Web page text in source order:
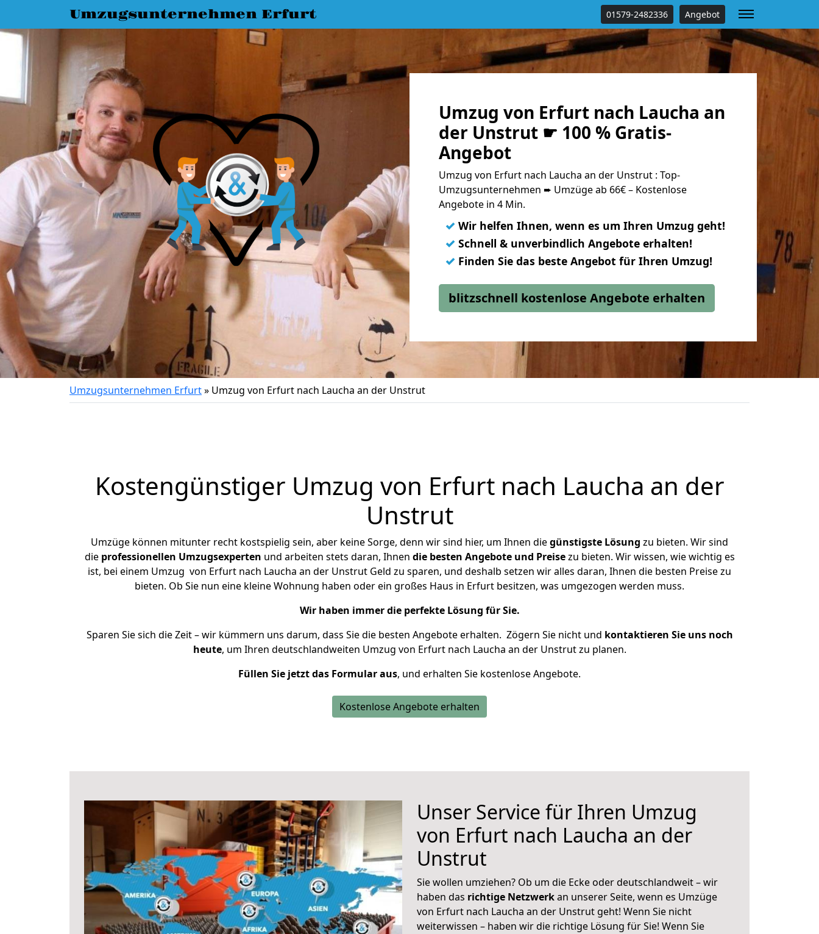
Umzugsunternehmen Erfurt 01579-2482336 Angebot
Umzug von Erfurt nach Laucha an
der Unstrut ☛ 100 % Gratis-
Angebot
Umzug von Erfurt nach Laucha an der Unstrut : Top-
Umzugsunternehmen ➨ Umzüge ab 66€ – Kostenlose
Angebote in 4 Min.
✓ Wir helfen Ihnen, wenn es um Ihren Umzug geht!
✓ Schnell & unverbindlich Angebote erhalten!
✓ Finden Sie das beste Angebot für Ihren Umzug!
blitzschnell kostenlose Angebote erhalten
Umzugsunternehmen Erfurt» Umzug von Erfurt nach Laucha an der Unstrut
Kostengünstiger Umzug von Erfurt nach Laucha an der
Unstrut
Umzüge können mitunter recht kostspielig sein, aber keine Sorge, denn wir sind hier, um Ihnen diegünstigste Lösung zu bieten. Wir sind
die professionellen Umzugsexperten und arbeiten stets daran, Ihnen die besten Angebote und Preisezu bieten. Wir wissen, wie wichtig es
ist, bei einem Umzug von Erfurt nach Laucha an der Unstrut Geld zu sparen, und deshalb setzen wir alles daran, Ihnen die besten Preise zu
bieten. Ob Sie nun eine kleine Wohnung haben oder ein großes Haus in Erfurt besitzen, was umgezogen werden muss.
Wir haben immer die perfekte Lösung für Sie.
Sparen Sie sich die Zeit – wir kümmern uns darum, dass Sie die besten Angebote erhalten. Zögern Sie nicht und kontaktieren Sie uns noch
heute, um Ihren deutschlandweiten Umzug von Erfurt nach Laucha an der Unstrut zu planen.
Füllen Sie jetzt das Formular aus, und erhalten Sie kostenlose Angebote.
Kostenlose Angebote erhalten
Unser Service für Ihren Umzug
von Erfurt nach Laucha an der
Unstrut
Sie wollen umziehen? Ob um die Ecke oder deutschlandweit – wir
haben das richtige Netzwerkan unserer Seite, wenn es Umzüge
von Erfurt nach Laucha an der Unstrut geht! Wenn Sie nicht
weiterwissen – haben wir die richtige Lösung für Sie! Wenn Sie